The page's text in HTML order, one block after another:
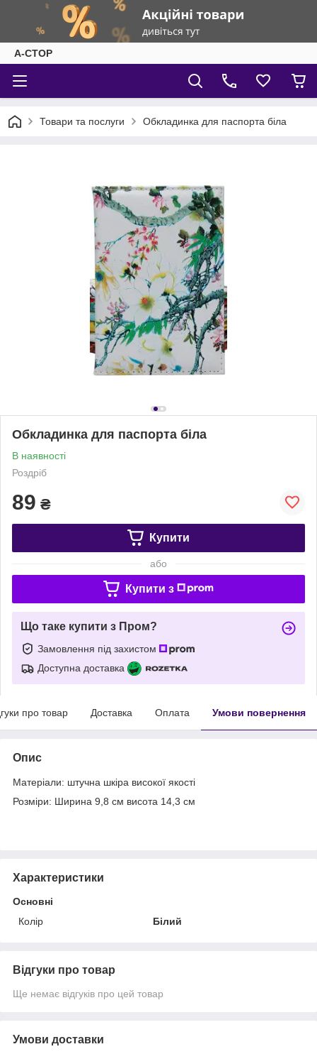
А-СТОР
Товари та послуги Обкладинка для паспорта біла
Обкладинка для паспорта біла
В наявності
Роздріб
89 ₴
Купити
або
Купити з
Що таке купити з Пром?
Замовлення під захистом
Доступна доставка
про товар Доставка Оплата Умови повернення
Опис
Матеріали: штучна шкіра високої якості
Розміри: Ширина 9,8 см висота 14,3 см
Характеристики
Основні
Колір
Білий
Відгуки про товар
Ще немає відгуків про цей товар
Умови доставки